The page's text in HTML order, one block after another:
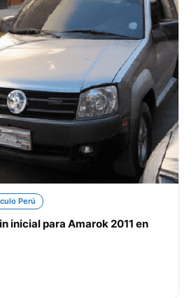
Perú
inicial para Amarok 2011 en